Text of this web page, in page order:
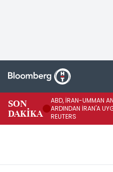
SON
DAKİKA
ABD, İRAN-UMMAN
ARDINDAN İRAN'A
REUTERS